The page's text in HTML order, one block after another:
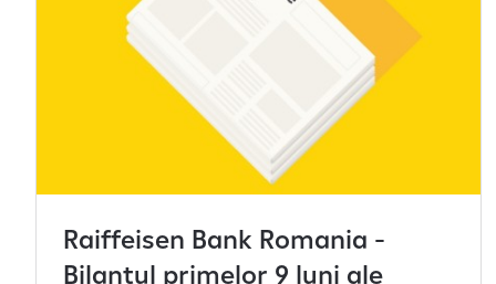
Raiffeisen Bank Romania -
Bilantul primelor 9 luni ale